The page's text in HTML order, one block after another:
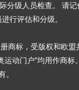
分级人员检查。 请记
行评估和分级。
商标，受版权和欧盟
运动门户”均用作商
。